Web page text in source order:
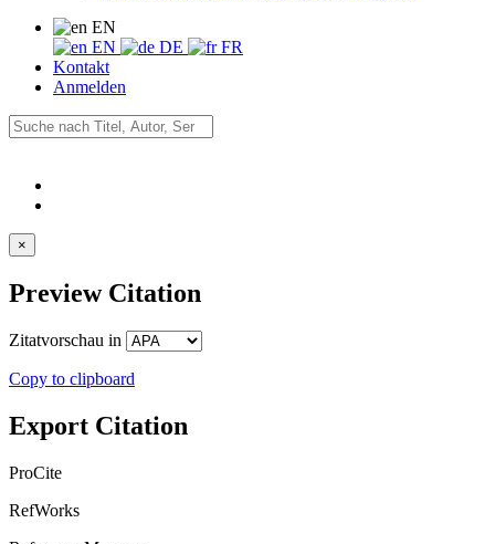
EN
EN
DE
FR
Kontakt
Anmelden
Export Citation